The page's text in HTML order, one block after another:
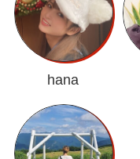
hana